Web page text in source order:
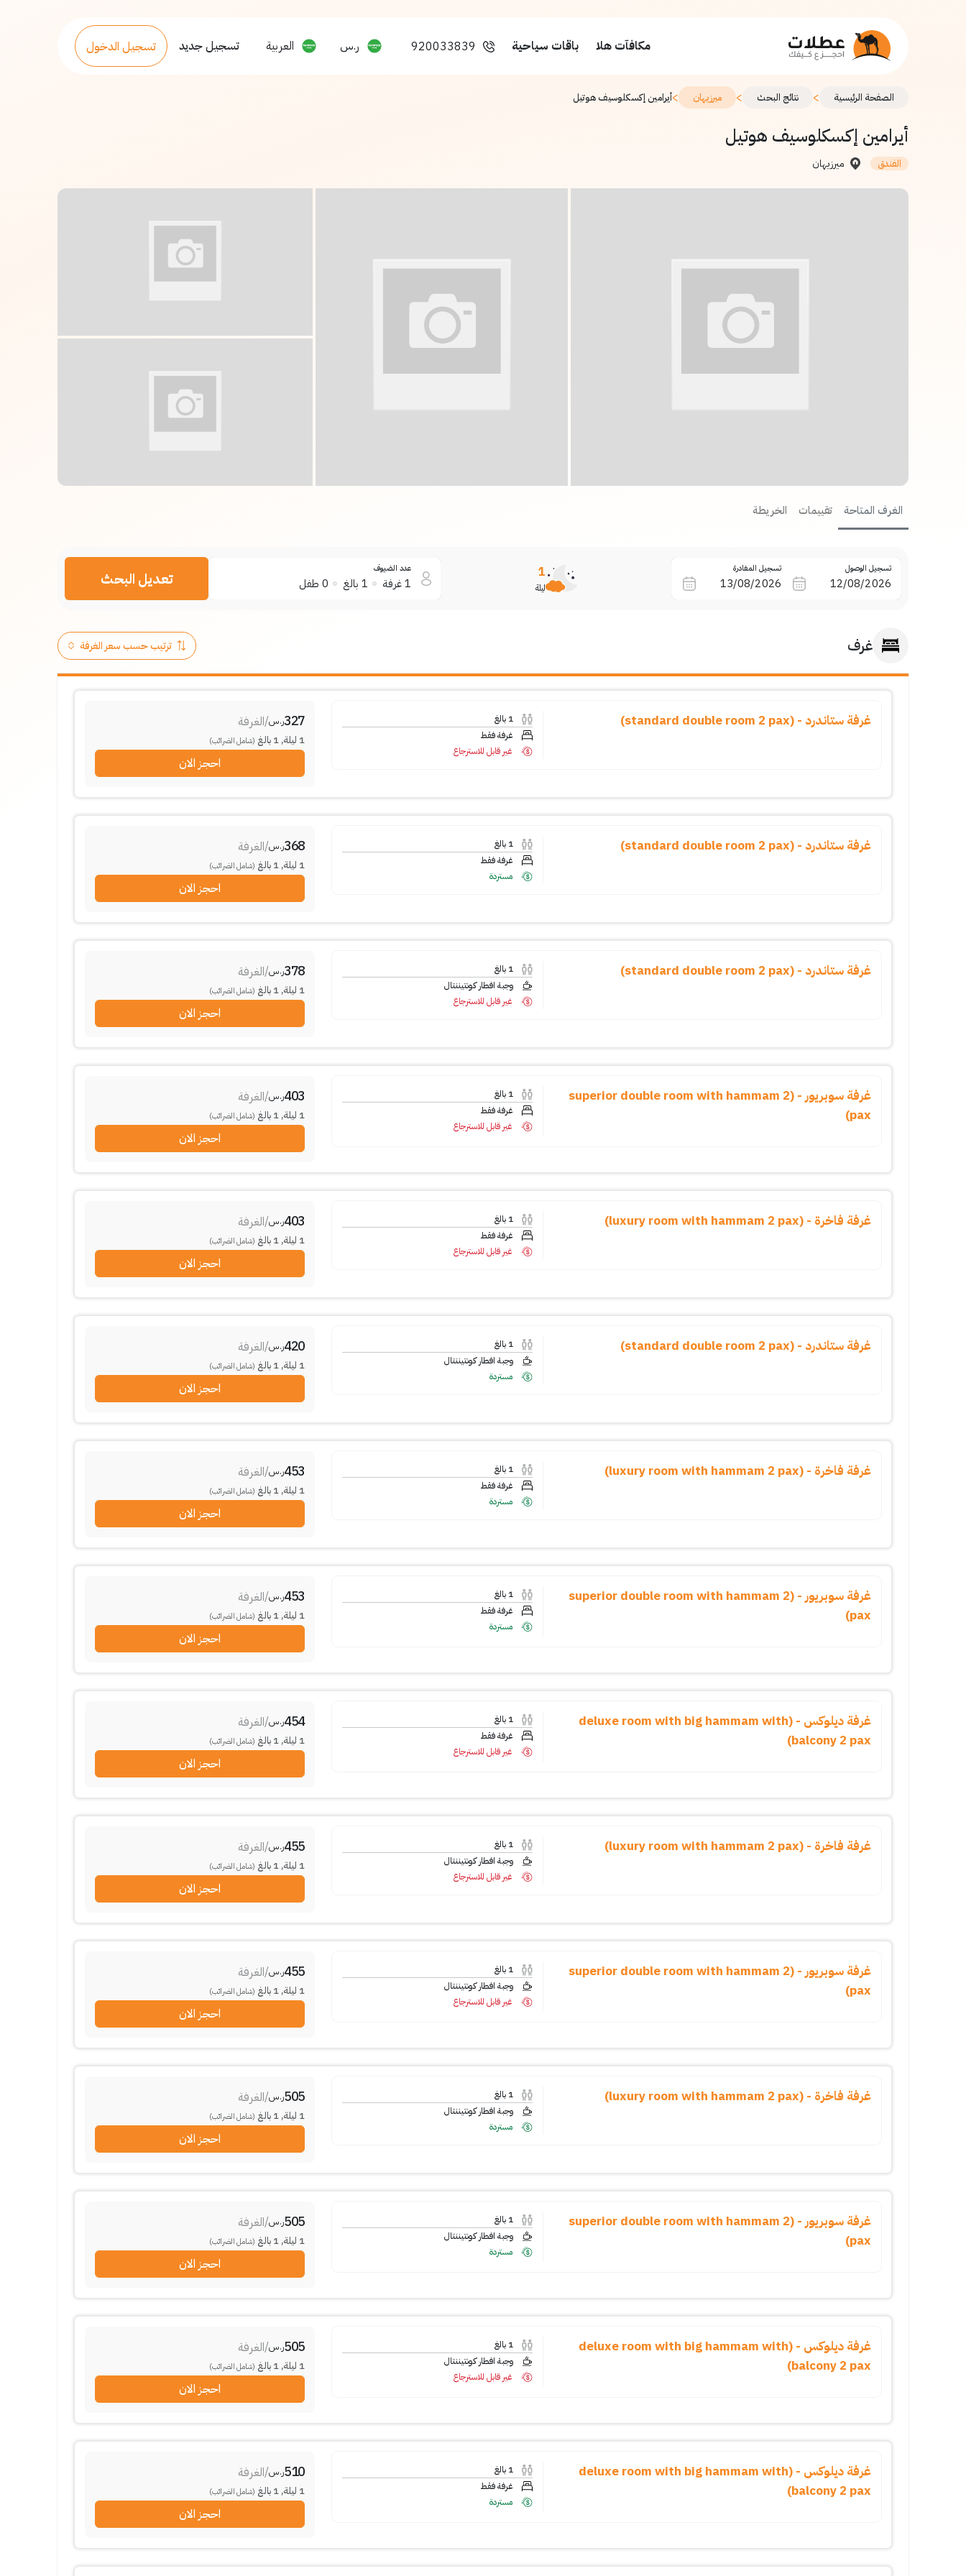
مكافآت هلا باقات سياحية 920033839 ر.س العربية تسجيل جديد تسجيل الدخول
الصفحة الرئيسية > نتائج البحث > ميرزيهان >أيرامين إكسكلوسيف هوتيل
أيرامين إكسكلوسيف هوتيل
الفندق ميرزيهان
الغرف المتاحة تقييمات الخريطة
تسجيل الوصول تسجيل المغادرة 1
ليلة
عدد الضيوف
1غرفة 1 بالغ 0 طفل تعديل البحث
غرف
غرفة ستاندرد - (standard double room 2 pax) 1 بالغ
غرفة فقط
غير قابل للاسترجاع
327ر.س/الغرفة
1 ليلة,
1 بالغ (شامل الضرائب)
احجز الان
غرفة ستاندرد - (standard double room 2 pax) 1 بالغ
غرفة فقط
مستردة
368ر.س/الغرفة
1 ليلة,
1 بالغ (شامل الضرائب)
احجز الان
غرفة ستاندرد - (standard double room 2 pax) 1 بالغ
وجبة افطار كونتيننتال
غير قابل للاسترجاع
378ر.س/الغرفة
1 ليلة,
1 بالغ (شامل الضرائب)
احجز الان
غرفة سوبريور - (superior double room with hammam 2
pax)
1 بالغ
غرفة فقط
غير قابل للاسترجاع
403ر.س/الغرفة
1 ليلة,
1 بالغ (شامل الضرائب)
احجز الان
غرفة فاخرة - (luxury room with hammam 2 pax) 1 بالغ
غرفة فقط
غير قابل للاسترجاع
403ر.س/الغرفة
1 ليلة,
1 بالغ (شامل الضرائب)
احجز الان
غرفة ستاندرد - (standard double room 2 pax) 1 بالغ
وجبة افطار كونتيننتال
مستردة
420ر.س/الغرفة
1 ليلة,
1 بالغ (شامل الضرائب)
احجز الان
غرفة فاخرة - (luxury room with hammam 2 pax) 1 بالغ
غرفة فقط
مستردة
453ر.س/الغرفة
1 ليلة,
1 بالغ (شامل الضرائب)
احجز الان
غرفة سوبريور - (superior double room with hammam 2
pax)
1 بالغ
غرفة فقط
مستردة
453ر.س/الغرفة
1 ليلة,
1 بالغ (شامل الضرائب)
احجز الان
غرفة ديلوكس - (deluxe room with big hammam with
balcony 2 pax)
1 بالغ
غرفة فقط
غير قابل للاسترجاع
454ر.س/الغرفة
1 ليلة,
1 بالغ (شامل الضرائب)
احجز الان
غرفة فاخرة - (luxury room with hammam 2 pax) 1 بالغ
وجبة افطار كونتيننتال
غير قابل للاسترجاع
455ر.س/الغرفة
1 ليلة,
1 بالغ (شامل الضرائب)
احجز الان
غرفة سوبريور - (superior double room with hammam 2
pax)
1 بالغ
وجبة افطار كونتيننتال
غير قابل للاسترجاع
455ر.س/الغرفة
1 ليلة,
1 بالغ (شامل الضرائب)
احجز الان
غرفة فاخرة - (luxury room with hammam 2 pax) 1 بالغ
وجبة افطار كونتيننتال
مستردة
505ر.س/الغرفة
1 ليلة,
1 بالغ (شامل الضرائب)
احجز الان
غرفة سوبريور - (superior double room with hammam 2
pax)
1 بالغ
وجبة افطار كونتيننتال
مستردة
505ر.س/الغرفة
1 ليلة,
1 بالغ (شامل الضرائب)
احجز الان
غرفة ديلوكس - (deluxe room with big hammam with
balcony 2 pax)
1 بالغ
وجبة افطار كونتيننتال
غير قابل للاسترجاع
505ر.س/الغرفة
1 ليلة,
1 بالغ (شامل الضرائب)
احجز الان
غرفة ديلوكس - (deluxe room with big hammam with
balcony 2 pax)
1 بالغ
غرفة فقط
مستردة
510ر.س/الغرفة
1 ليلة,
1 بالغ (شامل الضرائب)
احجز الان